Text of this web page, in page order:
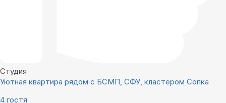
Студия
Уютная квартира рядом с БСМП, СФУ, кластером Сопка
4 гостя